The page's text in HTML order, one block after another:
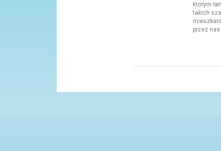
którym
takich
przez